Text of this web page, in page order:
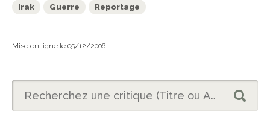
Irak Guerre Reportage
Mise en ligne le 05/12/2006